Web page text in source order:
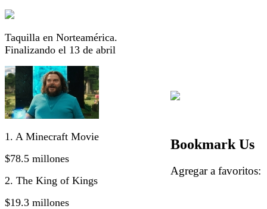
Taquilla en Norteamérica.
Finalizando el 13 de abril
1. A Minecraft Movie
$78.5 millones
2. The King of Kings
$19.3 millones
Bookmark Us
Agregar a